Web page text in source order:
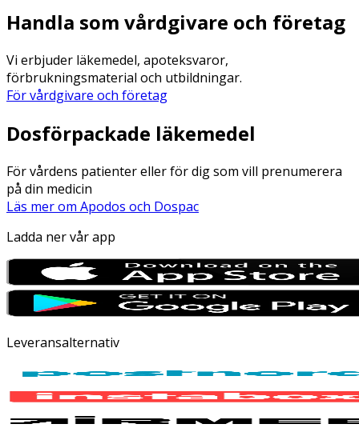
Handla som vårdgivare och företag
Vi erbjuder läkemedel, apoteksvaror,
förbrukningsmaterial och utbildningar.
För vårdgivare och företag
Dosförpackade läkemedel
För vårdens patienter eller för dig som vill prenumerera
på din medicin
Läs mer om Apodos och Dospac
Ladda ner vår app
Leveransalternativ